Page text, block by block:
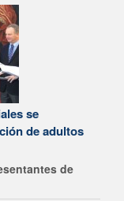
se
de adultos
de